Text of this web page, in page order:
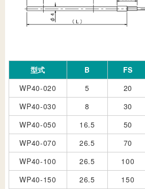
型式 B FS
WP40-020
5 20
WP40-030
8 30
WP40-050
16.5 50
WP40-070
26.5 70
WP40-100
26.5 100
WP40-150
26.5 150